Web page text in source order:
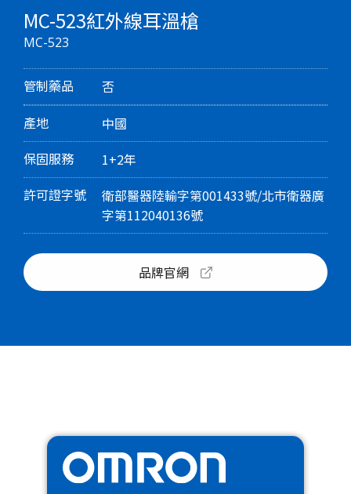
MC-523紅外線耳溫槍
MC-523
管制藥品
否
產地
中國
保固服務
1+2年
許可證字號
衛部醫器陸輸字第001433號/北市衛器廣
字第112040136號
品牌官網